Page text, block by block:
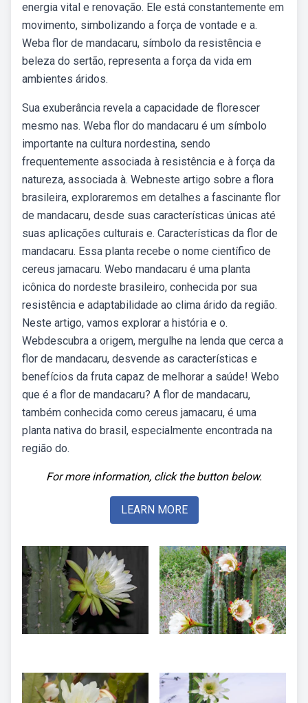
energia vital e renovação. Ele está constantemente em
movimento, simbolizando a força de vontade e a.
Weba flor de mandacaru, símbolo da resistência e
beleza do sertão, representa a força da vida em
ambientes áridos.
Sua exuberância revela a capacidade de florescer
mesmo nas. Weba flor do mandacaru é um símbolo
importante na cultura nordestina, sendo
frequentemente associada à resistência e à força da
natureza, associada à. Webneste artigo sobre a flora
brasileira, exploraremos em detalhes a fascinante flor
de mandacaru, desde suas características únicas até
suas aplicações culturais e. Características da flor de
mandacaru. Essa planta recebe o nome científico de
cereus jamacaru. Webo mandacaru é uma planta
icônica do nordeste brasileiro, conhecida por sua
resistência e adaptabilidade ao clima árido da região.
Neste artigo, vamos explorar a história e o.
Webdescubra a origem, mergulhe na lenda que cerca a
flor de mandacaru, desvende as características e
benefícios da fruta capaz de melhorar a saúde! Webo
que é a flor de mandacaru? A flor de mandacaru,
também conhecida como cereus jamacaru, é uma
planta nativa do brasil, especialmente encontrada na
região do.
For more information, click the button below.
LEARN MORE